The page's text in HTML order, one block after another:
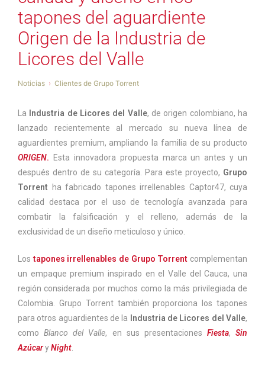
tapones del aguardiente
Origen de la Industria de
Licores del Valle
Noticias Clientes de Grupo Torrent
La Industria de Licores del Valle, de origen colombiano, ha
lanzado recientemente al mercado su nueva línea de
aguardientes premium, ampliando la familia de su producto
ORIGEN. Esta innovadora propuesta marca un antes y un
después dentro de su categoría. Para este proyecto, Grupo
Torrent ha fabricado tapones irrellenables Captor47, cuya
calidad destaca por el uso de tecnología avanzada para
combatir la falsificación y el relleno, además de la
exclusividad de un diseño meticuloso y único.
Lostapones irrellenables de Grupo Torrent complementan
un empaque premium inspirado en el Valle del Cauca, una
región considerada por muchos como la más privilegiada de
Colombia. Grupo Torrent también proporciona los tapones
para otros aguardientes de la
Industria de Licores del Valle,
comoBlanco del Valle, en sus presentaciones Fiesta, Sin
AzúcaryNight